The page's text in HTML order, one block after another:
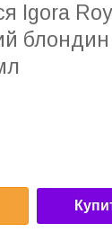
Igora